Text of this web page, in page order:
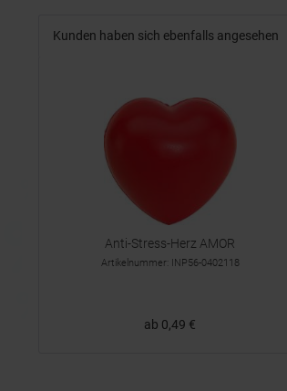
Kunden haben sich ebenfalls angesehen
Anti-Stress-Herz AMOR
Artikelnummer: INP56-0402118
ab 0,49 €